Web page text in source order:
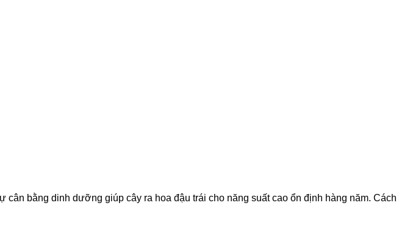
bằng dinh dưỡng giúp cây ra hoa đậu trái cho năng suất cao ổn định hàng năm. Cách